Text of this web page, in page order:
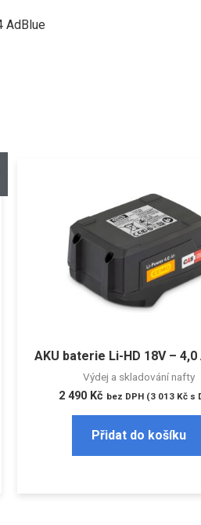
AdBlue
AKU baterie Li-HD 18V – 4,0
Výdej a skladování nafty
2 490 Kč bez DPH (3 013 Kčs
Přidat do košíku